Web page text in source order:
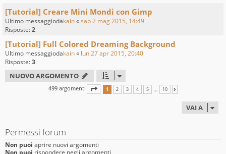
[Tutorial] Creare Mini Mondi con Gimp
Ultimo messaggiodakain«sab 2 mag 2015, 14:49
Risposte:2
[Tutorial] Full Colored Dreaming Background
Ultimo messaggiodakain« lun 27 apr 2015, 20:40
Risposte:3
NUOVO ARGOMENTO
499 argomenti PAGINA 1DI 10
1 2 3 4 5 … 10
VAI A
Permessi forum
Non puoi aprire nuovi argomenti